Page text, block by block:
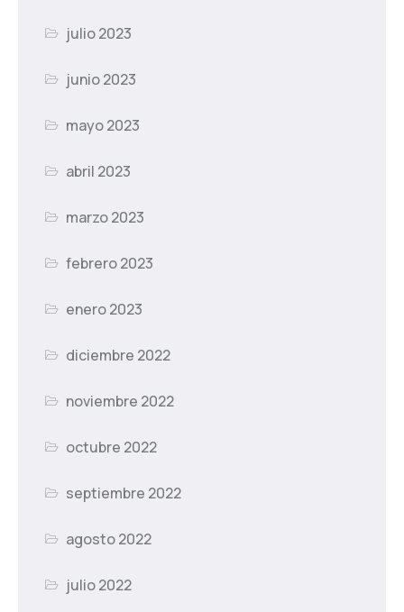
julio 2023
junio 2023
mayo 2023
abril 2023
marzo 2023
febrero 2023
enero 2023
diciembre 2022
noviembre 2022
octubre 2022
septiembre 2022
agosto 2022
julio 2022